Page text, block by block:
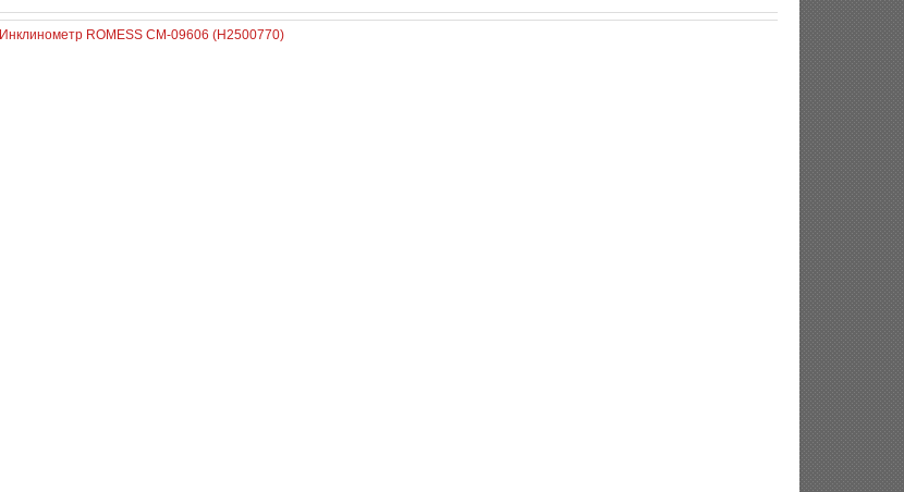
Инклинометр ROMESS CM-09606 (H2500770)